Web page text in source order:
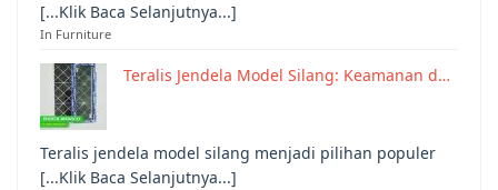
[...Klik Baca Selanjutnya...]
In Furniture
Teralis Jendela Model Silang: Keamanan d…
Teralis jendela model silang menjadi pilihan populer
[...Klik Baca Selanjutnya...]